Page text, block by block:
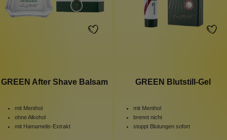
GREEN After Shave Balsam
mit Menthol
ohne Alkohol
mit Hamamelis-Extrakt
GREEN Blutstill-Gel
mit Menthol
brennt nicht
stoppt Blutungen sofort